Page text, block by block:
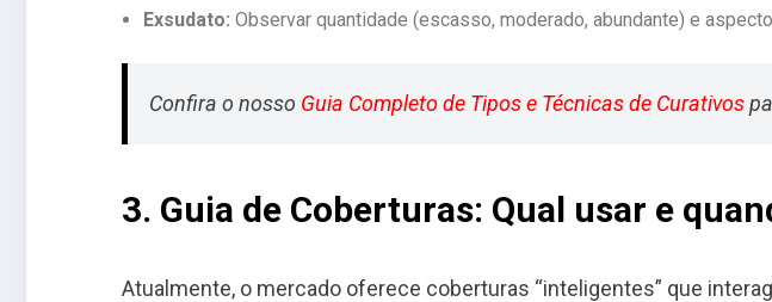
Exsudato: Observar quantidade (escasso, moderado, abundante) e
Confira o nosso Guia Completo de Tipos e Técnicas de Curativos
3. Guia de Coberturas: Qual usar e
Atualmente, o mercado oferece coberturas “inteligentes” que